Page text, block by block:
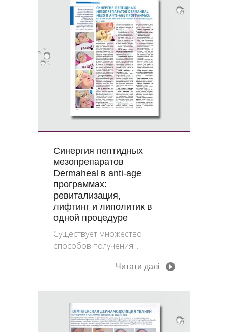
Синергия пептидных
мезопрепаратов
Dermaheal в anti-age
программах:
ревитализация,
лифтинг и липолитик в
одной процедуре
Существует множество
способов получения ...
Читати далі